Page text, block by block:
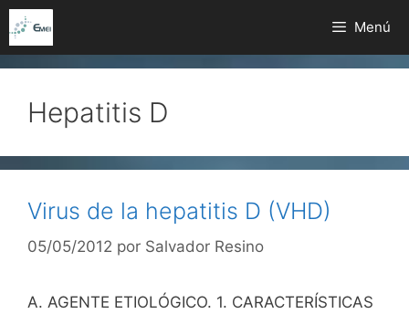
Saltar
al
contenido
Menú
Hepatitis D
Virus de la hepatitis D (VHD)
05/05/2012 por Salvador Resino
A. AGENTE ETIOLÓGICO. 1. CARACTERÍSTICAS